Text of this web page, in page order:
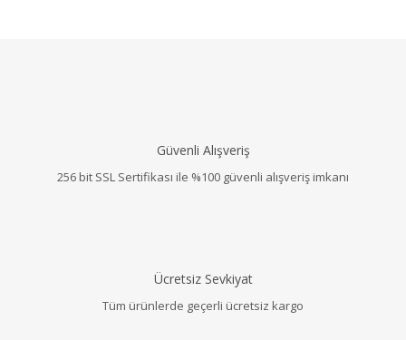
Güvenli Alışveriş
256 bit SSL Sertifikası ile %100 güvenli alışveriş imkanı
Ücretsiz Sevkiyat
Tüm ürünlerde geçerli ücretsiz kargo